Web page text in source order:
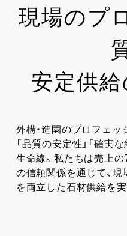
現場のプ
安定供
外構・造園のプロフェッ
「品質の安定性」「確実
生命線。私たちは売上の
の信頼関係を通じて、
を両立した石材供給を実